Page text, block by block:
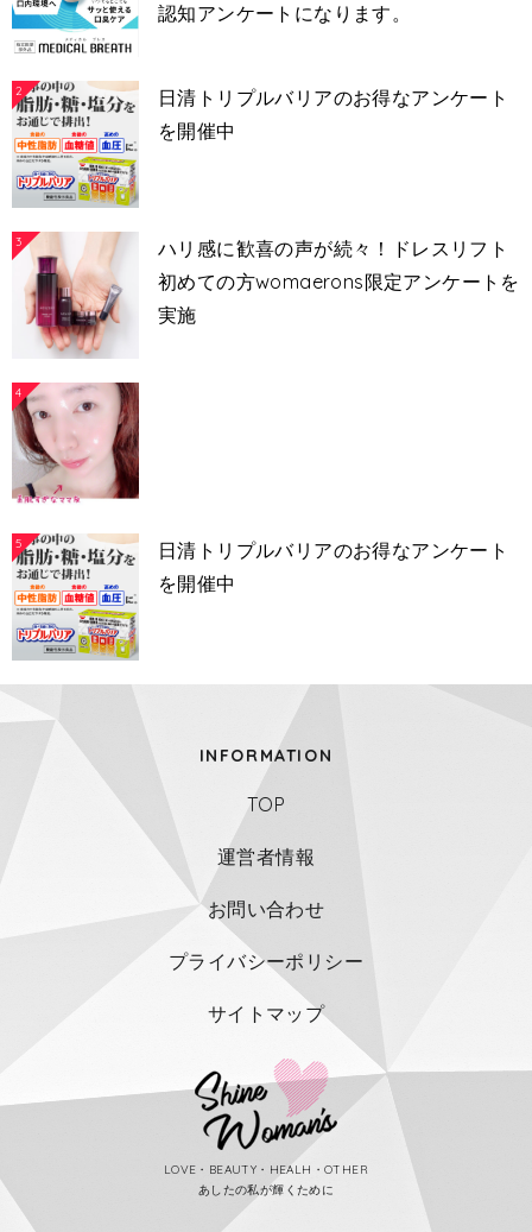
認知アンケートになります。
2
日清トリプルバリアのお得なアンケート
を開催中
3
ハリ感に歓喜の声が続々！ドレスリフト
初めての方womaerons限定アンケートを
実施
4
5
日清トリプルバリアのお得なアンケート
を開催中
INFORMATION
TOP
運営者情報
お問い合わせ
プライバシーポリシー
サイトマップ
LOVE・BEAUTY・HEALH・OTHER
あしたの私が輝くために